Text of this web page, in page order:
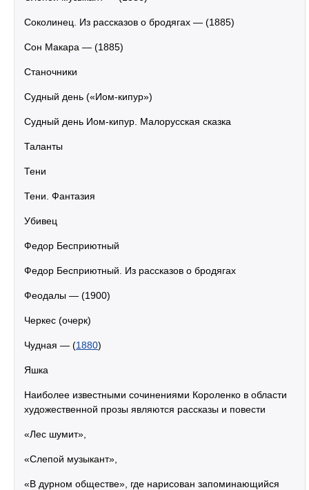
Соколинец. Из рассказов о бродягах — (1885)
Сон Макара — (1885)
Станочники
Судный день («Иом-кипур»)
Судный день Иом-кипур. Малорусская сказка
Таланты
Тени
Тени. Фантазия
Убивец
Федор Бесприютный
Федор Бесприютный. Из рассказов о бродягах
Феодалы — (1900)
Черкес (очерк)
Чудная — (1880)
Яшка
Наиболее известными сочинениями Короленко в области
художественной прозы являются рассказы и повести
«Лес шумит»,
«Слепой музыкант»,
«В дурном обществе», где нарисован запоминающийся